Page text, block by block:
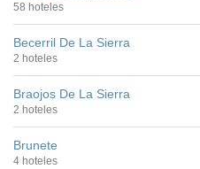
58 hoteles
Becerril De La Sierra
2 hoteles
Braojos De La Sierra
2 hoteles
Brunete
4 hoteles